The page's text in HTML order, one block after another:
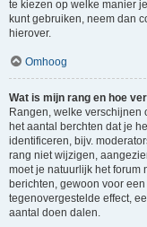
te kiezen op welke manier
kunt gebruiken, neem dan
hierover.
Omhoog
Wat is mijn rang en hoe
Rangen, welke
het aantal berchten dat je
identificeren, bijv.
rang niet wijzigen,
moet je natuurlijk het forum
berichten, gewoon voor
tegenovergestelde effect,
aantal doen dalen.